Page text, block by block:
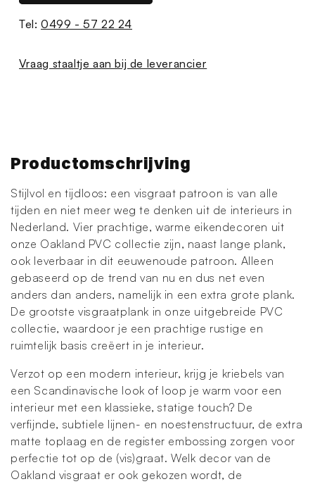
Tel:0499 - 57 22 24
Vraag staaltje aan bij de leverancier
Productomschrijving
Stijlvol en tijdloos: een visgraat patroon is van alle
tijden en niet meer weg te denken uit de interieurs in
Nederland. Vier prachtige, warme eikendecoren uit
onze Oakland PVC collectie zijn, naast lange plank,
ook leverbaar in dit eeuwenoude patroon. Alleen
gebaseerd op de trend van nu en dus net even
anders dan anders, namelijk in een extra grote plank.
De grootste visgraatplank in onze uitgebreide PVC
collectie, waardoor je een prachtige rustige en
ruimtelijk basis creëert in je interieur.
Verzot op een modern interieur, krijg je kriebels van
een Scandinavische look of loop je warm voor een
interieur met een klassieke, statige touch? De
verfijnde, subtiele lijnen- en noestenstructuur, de extra
matte toplaag en de register embossing zorgen voor
perfectie tot op de (vis)graat. Welk decor van de
Oakland visgraat er ook gekozen wordt, de